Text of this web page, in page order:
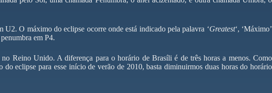
O máximo do eclipse ocorre onde está indicado pela palavra ‘Greatest‘, ‘Máximo’
em P4.
Reino Unido. A diferença para o horário de Brasíli é de três horas a menos. Como
eclipse para esse início de verão de 2010, basta diminuirmos duas horas do horário